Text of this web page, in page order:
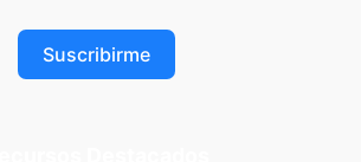
Suscribirme